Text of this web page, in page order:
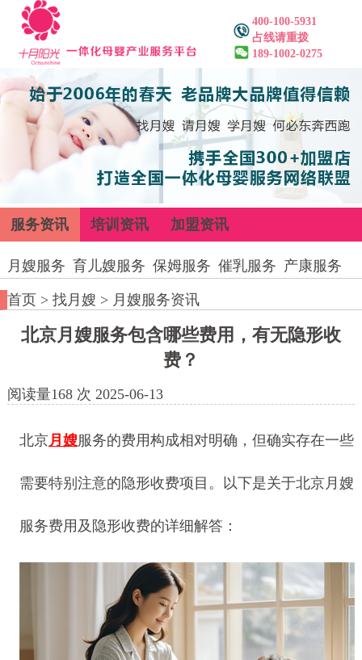
400-100-5931
占线请重拨
189-1002-0275
服务资讯 培训资讯 加盟资讯
月嫂服务 育儿嫂服务 保姆服务 催乳服务 产康服务
首页> 找月嫂 > 月嫂服务资讯
北京月嫂服务包含哪些费用，有无隐形收
费？
阅读量168 次 2025-06-13
北京月嫂服务的费用构成相对明确，但确实存在一些
需要特别注意的隐形收费项目。以下是关于北京月嫂
服务费用及隐形收费的详细解答：